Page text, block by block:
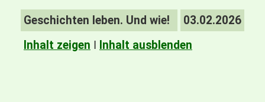
Geschichten leben. Und wie!
03.02.2026
Inhalt zeigen I Inhalt ausblenden